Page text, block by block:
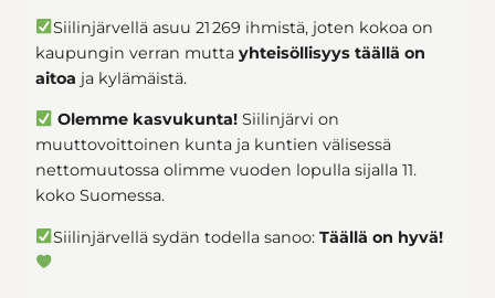
Siilinjärvellä asuu 21 269 ihmistä, joten kokoa on
kaupungin verran mutta yhteisöllisyys täällä on
aitoa ja kylämäistä.
Olemme kasvukunta! Siilinjärvi on
muuttovoittoinen kunta ja kuntien välisessä
nettomuutossa olimme vuoden lopulla sijalla 11.
koko Suomessa.
Siilinjärvellä sydän todella sanoo:Täällä on hyvä!